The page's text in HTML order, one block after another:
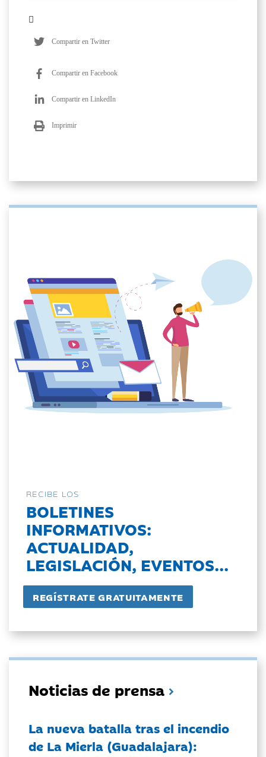
Compartir en Twitter
Compartir en Facebook
Compartir en LinkedIn
Imprimir
RECIBE LOS
BOLETINES
INFORMATIVOS:
ACTUALIDAD,
LEGISLACIÓN, EVENTOS...
Noticias de prensa
La nueva batalla tras el incendio
de La Mierla (Guadalajara):